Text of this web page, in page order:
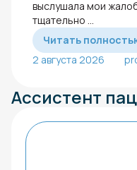
выслушала мои
тщательно ...
Читать
2 августа 2026
Ассистент